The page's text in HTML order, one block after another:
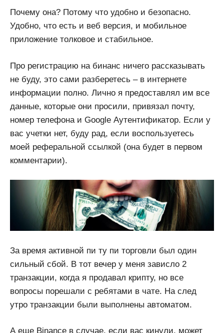
Почему она? Потому что удобно и безопасно.
Удобно, что есть и веб версия, и мобильное
приложение толковое и стабильное.
Про регистрацию на бинанс ничего рассказывать
не буду, это сами разберетесь – в интернете
информации полно. Лично я предоставлял им все
данные, которые они просили, привязал почту,
номер телефона и Google Аутентификатор. Если у
вас учетки нет, буду рад, если воспользуетесь
моей реферальной ссылкой (она будет в первом
комментарии).
За время активной пи ту пи торговли был один
сильный сбой. В тот вечер у меня зависло 2
транзакции, когда я продавал крипту, но все
вопросы порешали с ребятами в чате. На след
утро транзакции были выполнены автоматом.
А еще Binance в случае, если вас кинули, может